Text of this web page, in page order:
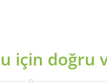
için doğru